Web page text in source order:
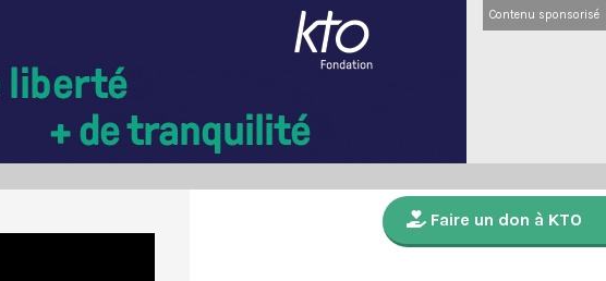
Contenu sponsorisé
Faire un don à KTO